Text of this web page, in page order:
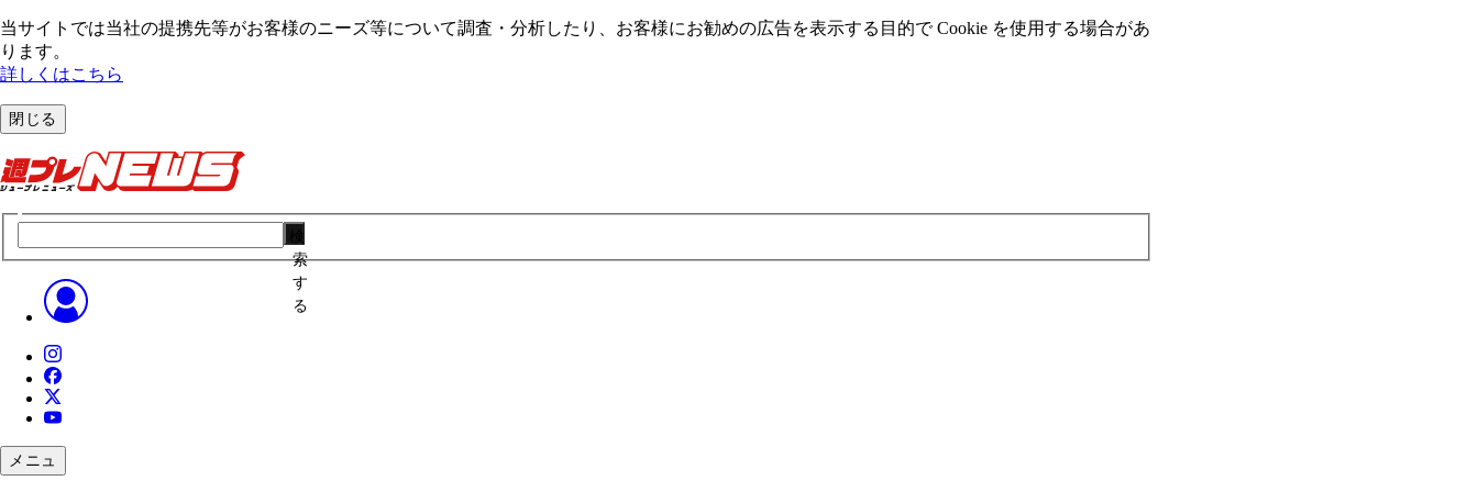
当サイトでは当社の提携先等がお客様のニーズ等について調査・分析したり、お客様にお勧めの広告を表⽰する⽬的で Cookie を使⽤する場合があ
ります。
詳しくはこちら
閉じる
索
す
る
メニュ